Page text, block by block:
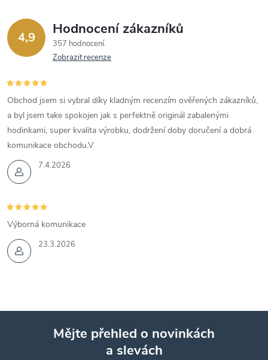
4,9 Hodnocení zákazníků
357 hodnocení
Zobrazit recenze
7.4.2026
Obchod jsem si vybral díky kladným recenzím ověřených zákazníků,
a byl jsem take spokojen jak s perfektně originál zabalenými
hodinkami, super kvalita výrobku, dodržení doby doručení a dobrá
komunikace obchodu.V
23.3.2026
Výborná komunikace
Mějte přehled o novinkách
a slevách